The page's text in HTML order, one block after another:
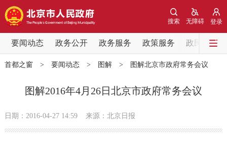
登录
无障碍
搜索
要闻动态 政务公开 政务服务 政策服务 政民互动
要闻动态
党中央精神 国务院信息 中央部委动态
北京要闻 会议信息 部门动态
各区热点
首都之窗> 要闻动态> 图解> 图解北京市政府常务会议
图解2016年4月26日北京市政府常务会议
日期：2016-04-27 14:59 来源：北京日报